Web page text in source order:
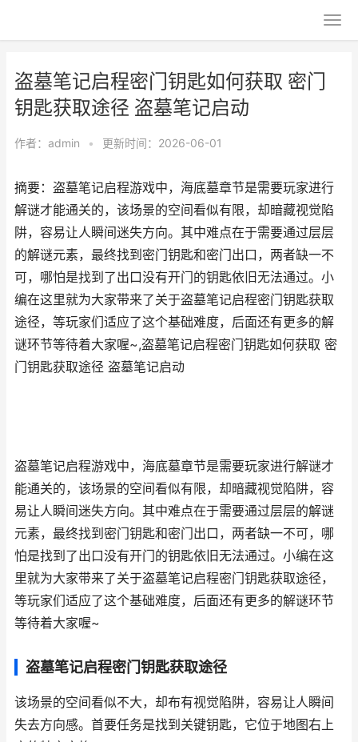
盗墓笔记启程密门钥匙如何获取 密门
钥匙获取途径 盗墓笔记启动
作者： admin • 更新时间：2026-06-01
摘要：盗墓笔记启程游戏中，海底墓章节是需要玩家进行
解谜才能通关的，该场景的空间看似有限，却暗藏视觉陷
阱，容易让人瞬间迷失方向。其中难点在于需要通过层层
的解谜元素，最终找到密门钥匙和密门出口，两者缺一不
可，哪怕是找到了出口没有开门的钥匙依旧无法通过。小
编在这里就为大家带来了关于盗墓笔记启程密门钥匙获取
途径，等玩家们适应了这个基础难度，后面还有更多的解
谜环节等待着大家喔~,盗墓笔记启程密门钥匙如何获取 密
门钥匙获取途径 盗墓笔记启动
盗墓笔记启程游戏中，海底墓章节是需要玩家进行解谜才
能通关的，该场景的空间看似有限，却暗藏视觉陷阱，容
易让人瞬间迷失方向。其中难点在于需要通过层层的解谜
元素，最终找到密门钥匙和密门出口，两者缺一不可，哪
怕是找到了出口没有开门的钥匙依旧无法通过。小编在这
里就为大家带来了关于盗墓笔记启程密门钥匙获取途径，
等玩家们适应了这个基础难度，后面还有更多的解谜环节
等待着大家喔~
盗墓笔记启程密门钥匙获取途径
该场景的空间看似不大，却布有视觉陷阱，容易让人瞬间
失去方向感。首要任务是找到关键钥匙，它位于地图右上